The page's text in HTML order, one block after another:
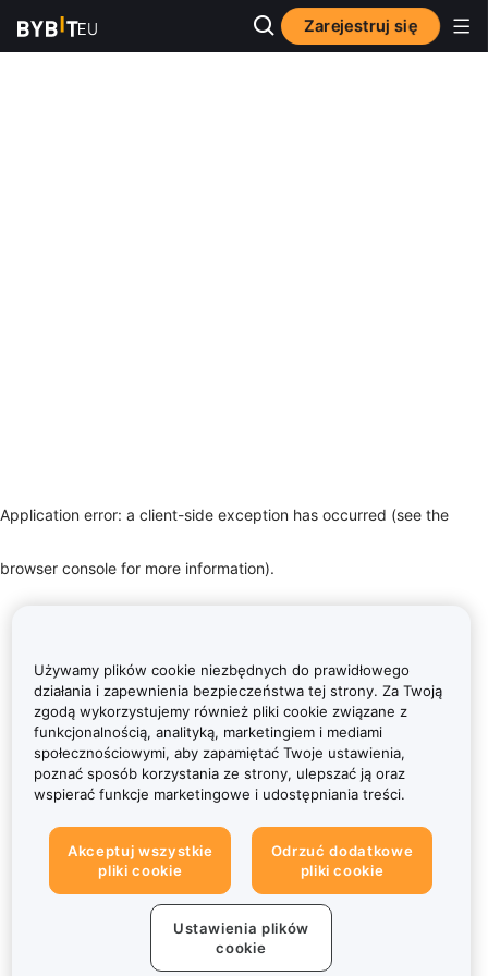
Zarejestruj się
Application error: a client-side exception has occurred (see the
browser console for more information).
Używamy plików cookie niezbędnych do prawidłowego
działania i zapewnienia bezpieczeństwa tej strony. Za Twoją
zgodą wykorzystujemy również pliki cookie związane z
funkcjonalnością, analityką, marketingiem i mediami
społecznościowymi, aby zapamiętać Twoje ustawienia,
poznać sposób korzystania ze strony, ulepszać ją oraz
wspierać funkcje marketingowe i udostępniania treści.
Akceptuj wszystkie
pliki cookie
Odrzuć dodatkowe
pliki cookie
Ustawienia plików
cookie